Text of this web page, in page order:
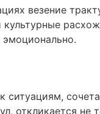
везение
эмоционально.
ситуациям,
откликается не